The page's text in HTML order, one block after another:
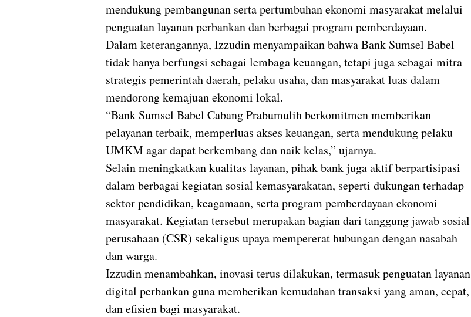
mendukung pembangunan serta pertumbuhan ekonomi masyarakat melalui
penguatan layanan perbankan dan berbagai program pemberdayaan.
Dalam keterangannya, Izzudin menyampaikan bahwa Bank Sumsel Babel
tidak hanya berfungsi sebagai lembaga keuangan, tetapi juga sebagai mitra
strategis pemerintah daerah, pelaku usaha, dan masyarakat luas dalam
mendorong kemajuan ekonomi lokal.
“Bank Sumsel Babel Cabang Prabumulih berkomitmen memberikan
pelayanan terbaik, memperluas akses keuangan, serta mendukung pelaku
UMKM agar dapat berkembang dan naik kelas,” ujarnya.
Selain meningkatkan kualitas layanan, pihak bank juga aktif berpartisipasi
dalam berbagai kegiatan sosial kemasyarakatan, seperti dukungan terhadap
sektor pendidikan, keagamaan, serta program pemberdayaan ekonomi
masyarakat. Kegiatan tersebut merupakan bagian dari tanggung jawab sosial
perusahaan (CSR) sekaligus upaya mempererat hubungan dengan nasabah
dan warga.
Izzudin menambahkan, inovasi terus dilakukan, termasuk penguatan layanan
digital perbankan guna memberikan kemudahan transaksi yang aman, cepat,
dan efisien bagi masyarakat.